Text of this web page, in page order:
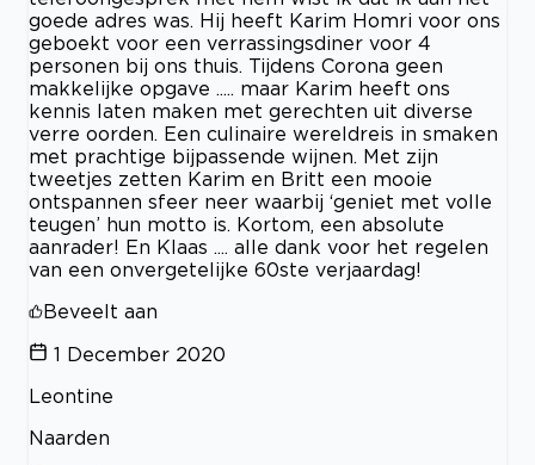
goede adres was. Hij heeft Karim Homri voor ons
geboekt voor een verrassingsdiner voor 4
personen bij ons thuis. Tijdens Corona geen
makkelijke opgave ..... maar Karim heeft ons
kennis laten maken met gerechten uit diverse
verre oorden. Een culinaire wereldreis in smaken
met prachtige bijpassende wijnen. Met zijn
tweetjes zetten Karim en Britt een mooie
ontspannen sfeer neer waarbij ‘geniet met volle
teugen’ hun motto is. Kortom, een absolute
aanrader! En Klaas .... alle dank voor het regelen
van een onvergetelijke 60ste verjaardag!
Beveelt aan
1 December 2020
Leontine
Naarden